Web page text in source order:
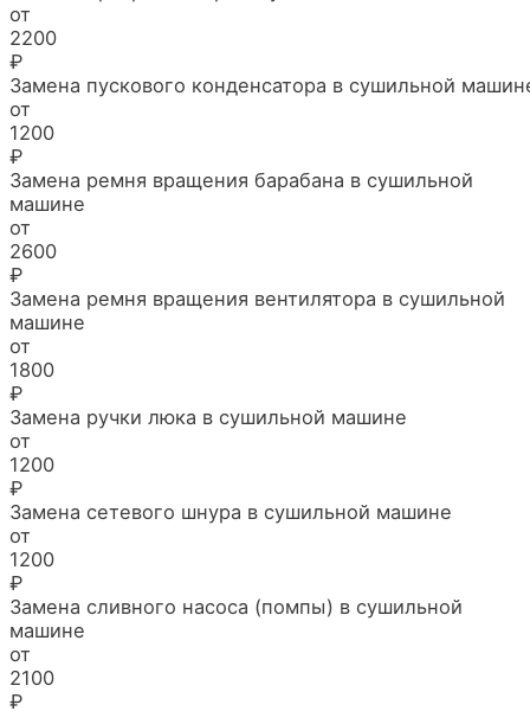
от
2200
₽
Замена пускового конденсатора в сушильной
от
1200
₽
Замена ремня вращения барабана в сушильной
машине
от
2600
₽
Замена ремня вращения вентилятора в сушильной
машине
от
1800
₽
Замена ручки люка в сушильной машине
от
1200
₽
Замена сетевого шнура в сушильной машине
от
1200
₽
Замена сливного насоса (помпы) в сушильной
машине
от
2100
₽